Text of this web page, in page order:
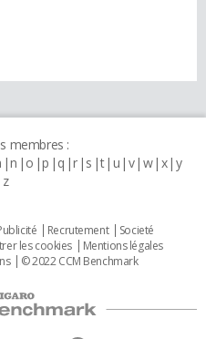
membres :
n o p q r s t u v w x y
z
Recrutement
Societé
les cookies
Mentions légales
© 2022 CCM Benchmark